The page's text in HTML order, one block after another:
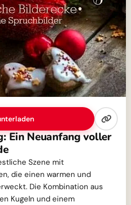
Ein Neuanfang voller
Szene mit
die einen warmen und
Die Kombination aus
Kugeln und einem